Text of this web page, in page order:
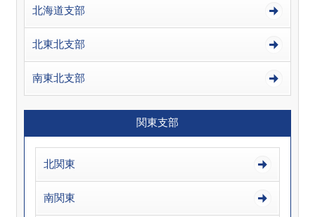
北海道支部
北東北支部
南東北支部
関東支部
北関東
南関東